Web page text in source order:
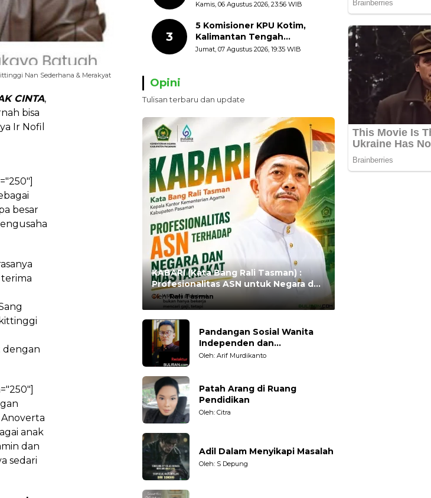
Nan Sederhana & Merakyat
CINTA,
bisa
Ir Nofil
besar
terima
dengan
anak
dan
sedari
HUT ke-81 Kemerdekaan RI
Bendera Merah Putih
Kamis, 06 Agustus 2026, 23:56 WIB
3
5 Komisioner KPU Kotim,
Kalimantan Tengah
Ditetapkan Tersangka,
Jumat, 07 Agustus 2026, 19:35 WIB
Opini
Tulisan terbaru dan update
KABARI (Kata Bang Rali Tasman) :
Profesionalitas ASN untuk Negara dan
Masyarakat
Oleh:Rali Tasman
Pandangan Sosial Wanita
Independen dan
Karakteristiknya
Oleh: Arif Murdikanto
Patah Arang di Ruang
Pendidikan
Oleh: Citra
Adil Dalam Menyikapi Masalah
Oleh: S Depung